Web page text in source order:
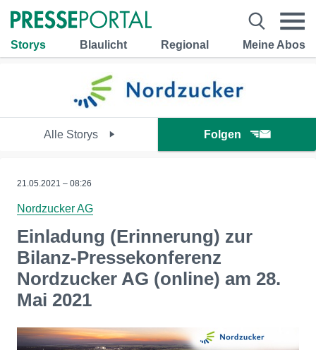
Storys Blaulicht Regional Meine Abos
Alle Storys Folgen
21.05.2021 – 08:26
Nordzucker AG
Einladung (Erinnerung) zur
Bilanz-Pressekonferenz
Nordzucker AG (online) am 28.
Mai 2021